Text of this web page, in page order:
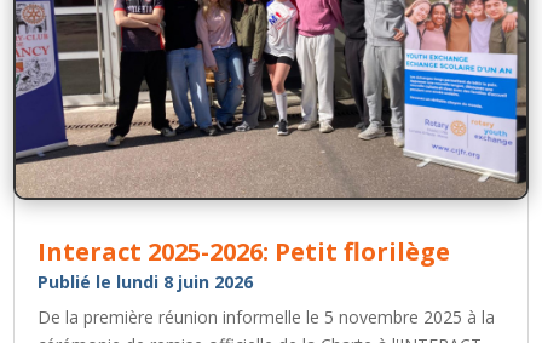
Interact 2025-2026: Petit florilège
Publié le lundi 8 juin 2026
De la première réunion informelle le 5 novembre 2025 à la